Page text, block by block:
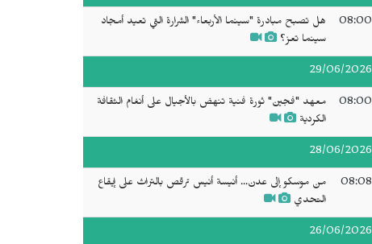
08:00
هل تصبح مبادرة "سينما الأربعاء" الشرارة التي تعيد أمجاد
سينما تعز؟
29/06/2026
08:00
معهد "فجين" ثورة فنية تنهض بالأجيال على أنغام الثقافة
الكردية
28/06/2026
08:08
من موسكو إلى عدن... أنيسة أنيس ترقص بالتراث على إيقاع
التحدي
26/06/2026